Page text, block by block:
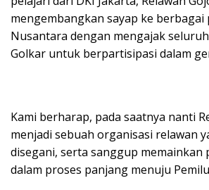
mengembangkan sayap ke berbagai
Nusantara dengan mengajak
Golkar untuk berpartisipasi dalam
Kami berharap, pada saatnya nanti
menjadi sebuah organisasi relawan
disegani, serta sanggup memainkan
dalam proses panjang menuju